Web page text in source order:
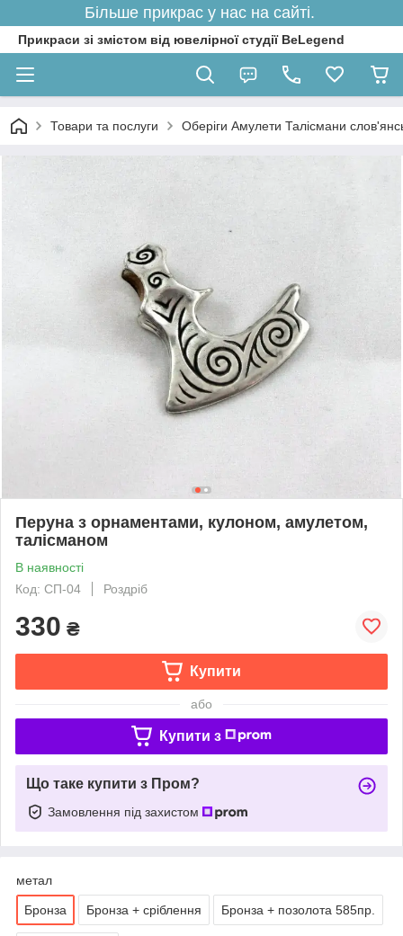
Більше прикрас у нас на сайті.
Прикраси зі змістом від ювелірної студії BeLegend
Товари та послуги Оберіги Амулети Талісмани
Перуна з орнаментами, кулоном, амулетом,
талісманом
В наявності
Код: СП-04
Роздріб
330 ₴
Купити
або
Купити з
Що таке купити з Пром?
Замовлення під захистом
метал
Бронза Бронза + сріблення Бронза + позолота 585пр.